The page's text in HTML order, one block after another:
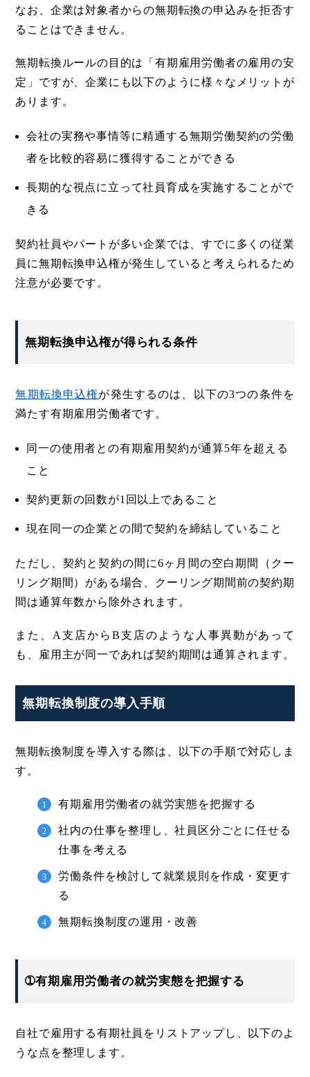
なお、企業は対象者からの無期転換の申込みを拒否す
ることはできません。
無期転換ルールの目的は「有期雇用労働者の雇用の安
定」ですが、企業にも以下のように様々なメリットが
あります。
会社の実務や事情等に精通する無期労働契約の労働
者を比較的容易に獲得することができる
長期的な視点に立って社員育成を実施することがで
きる
契約社員やパートが多い企業では、すでに多くの従業
員に無期転換申込権が発生していると考えられるため
注意が必要です。
無期転換申込権が得られる条件
無期転換申込権が発生するのは、以下の3つの条件を
満たす有期雇用労働者です。
同一の使用者との有期雇用契約が通算5年を超える
こと
契約更新の回数が1回以上であること
現在同一の企業との間で契約を締結していること
ただし、契約と契約の間に6ヶ月間の空白期間（クー
リング期間）がある場合、クーリング期間前の契約期
間は通算年数から除外されます。
また、A支店からB支店のような人事異動があって
も、雇用主が同一であれば契約期間は通算されます。
無期転換制度の導入手順
無期転換制度を導入する際は、以下の手順で対応しま
す。
有期雇用労働者の就労実態を把握する
社内の仕事を整理し、社員区分ごとに任せる
仕事を考える
労働条件を検討して就業規則を作成・変更す
る
無期転換制度の運用・改善
➀有期雇用労働者の就労実態を把握する
自社で雇用する有期社員をリストアップし、以下のよ
うな点を整理します。